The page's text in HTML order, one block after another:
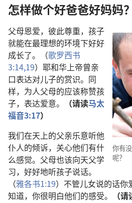
怎样做个好爸爸好妈妈？
你有
呢？
父母恩爱，彼此尊重，孩子
就能在最理想的环境下好好
成长了。（歌罗西书
3:14,19）耶和华上帝曾亲
口表达对儿子的赏识。同
样，为人父母的应该称赞孩
子，表达爱意。
（请读马太
福音3:17）
我们在天上的父亲乐意听他
仆人的倾诉，关心他们有什
么感觉。父母也该向天父学
习，好好地听孩子说话。
（雅各书1:19）不管儿女说的话你
知道，你很明白他们的感受。
（